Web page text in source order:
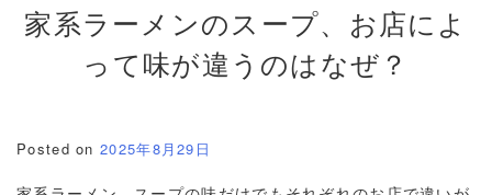
家系ラーメンのスープ、お店によ
って味が違うのはなぜ？
Posted on 2025年8月29日